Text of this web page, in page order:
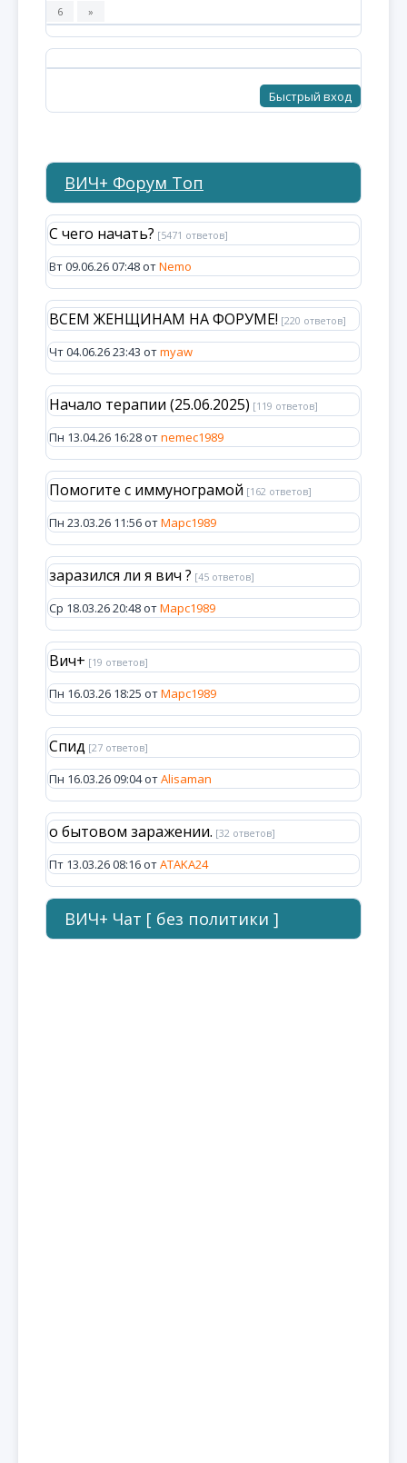
6
»
ВИЧ+ Форум Топ
С чего начать? [5471 ответов]
Вт 09.06.26 07:48 отNemo
ВСЕМ ЖЕНЩИНАМ НА ФОРУМЕ! [220 ответов]
Чт 04.06.26 23:43 отmyaw
Начало терапии (25.06.2025) [119 ответов]
Пн 13.04.26 16:28 отnemec1989
Помогите с иммунограмой [162 ответов]
Пн 23.03.26 11:56 отМарс1989
заразился ли я вич ? [45 ответов]
Ср 18.03.26 20:48 отМарс1989
Вич+ [19 ответов]
Пн 16.03.26 18:25 отМарс1989
Спид [27 ответов]
Пн 16.03.26 09:04 отAlisaman
о бытовом заражении. [32 ответов]
Пт 13.03.26 08:16 отATAKA24
ВИЧ+ Чат [ без политики ]